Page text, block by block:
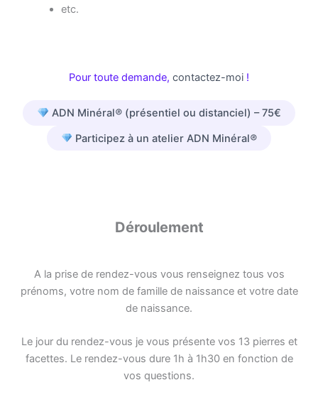
etc.
Pour toute demande, contactez-moi !
ADN Minéral®(présentiel ou distanciel) – 75€
Participez à un atelier ADN Minéral®
Déroulement
A la prise de rendez-vous vous renseignez tous vos
prénoms, votre nom de famille de naissance et votre date
de naissance.
Le jour du rendez-vous je vous présente vos 13 pierres et
facettes. Le rendez-vous dure 1h à 1h30 en fonction de
vos questions.